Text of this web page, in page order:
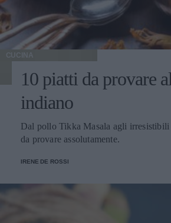
CUCINA
10 piatti da provare
indiano
Dal pollo Tikka Masala agli irresistibili
da provare assolutamente.
IRENE DE ROSSI